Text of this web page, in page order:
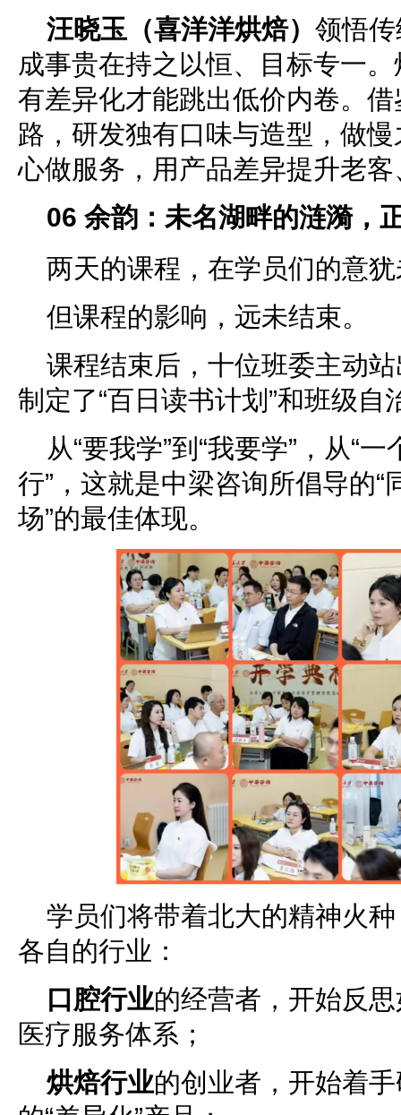
汪晓玉（喜洋洋烘焙） 领悟
成事贵在持之以恒、目标专一
有差异化才能跳出低价内卷。
路，研发独有口味与造型，做
心做服务，用产品差异提升老
06 余韵：未名湖畔的涟漪，
两天的课程，在学员们的意
但课程的影响，远未结束。
课程结束后，十位班委主动
制定了“百日读书计划”和班级自
从“要我学”到“我要学”，从“
行”，这就是中梁咨询所倡导的
场”的最佳体现。
学员们将带着北大的精神火
各自的行业：
口腔行业的经营者，开始反
医疗服务体系；
烘焙行业的创业者，开始着